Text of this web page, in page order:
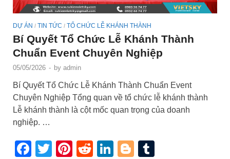
DỰ ÁN / TIN TỨC / TỔ CHỨC LỄ KHÁNH THÀNH
Bí Quyết Tổ Chức Lễ Khánh Thành
Chuẩn Event Chuyên Nghiệp
05/05/2026 - by admin
Bí Quyết Tổ Chức Lễ Khánh Thành Chuẩn Event
Chuyên Nghiệp Tổng quan về tổ chức lễ khánh thành
Lễ khánh thành là cột mốc quan trọng của doanh
nghiệp. …
Facebook
Twitter
Pinterest
RedditLinkedIn
Blogger